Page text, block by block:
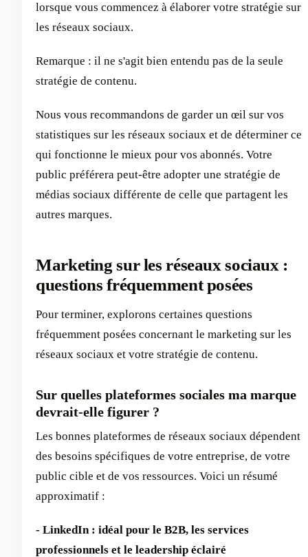
lorsque vous commencez à élaborer votre stratégie sur
les réseaux sociaux.
Remarque : il ne s'agit bien entendu pas de la seule
stratégie de contenu.
Nous vous recommandons de garder un œil sur vos
statistiques sur les réseaux sociaux et de déterminer ce
qui fonctionne le mieux pour vos abonnés. Votre
public préférera peut-être adopter une stratégie de
médias sociaux différente de celle que partagent les
autres marques.
Marketing sur les réseaux sociaux :
questions fréquemment posées
Pour terminer, explorons certaines questions
fréquemment posées concernant le marketing sur les
réseaux sociaux et votre stratégie de contenu.
Sur quelles plateformes sociales ma marque
devrait-elle figurer ?
Les bonnes plateformes de réseaux sociaux dépendent
des besoins spécifiques de votre entreprise, de votre
public cible et de vos ressources. Voici un résumé
approximatif :
- LinkedIn : idéal pour le B2B, les services
professionnels et le leadership éclairé